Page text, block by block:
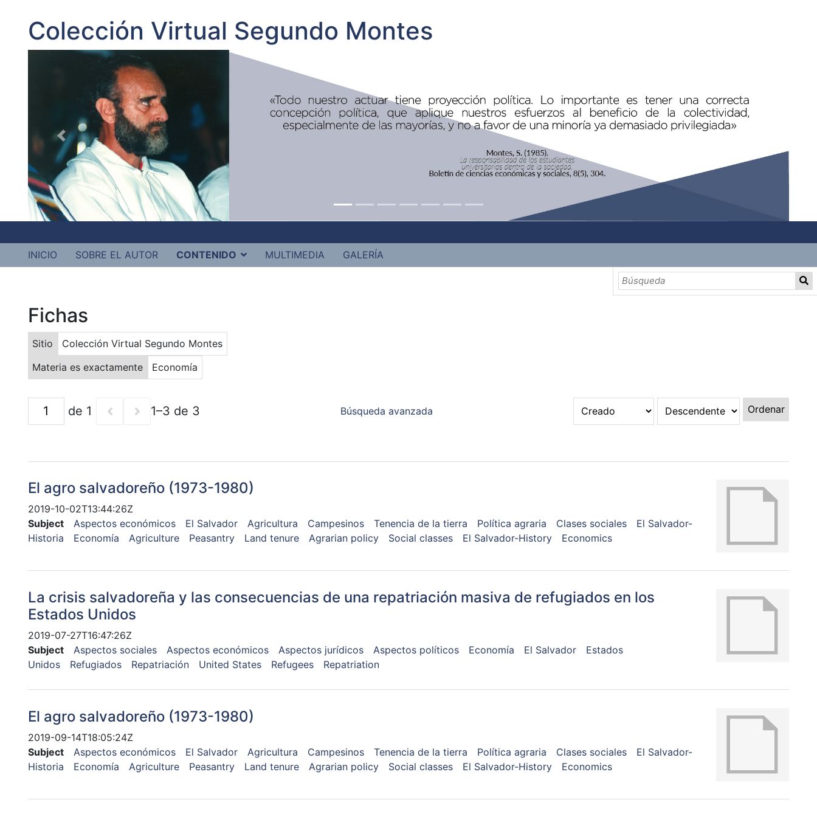
Colección Virtual Segundo Montes
INICIO SOBRE EL AUTOR CONTENIDO MULTIMEDIA GALERÍA
Fichas
Sitio
Colección Virtual Segundo Montes
Materia es exactamente
Economía
de 1 1–3 de 3 Búsqueda avanzada Ordenar
El agro salvadoreño (1973-1980)
2019-10-02T13:44:26Z
Subject
Aspectos económicos El Salvador Agricultura Campesinos Tenencia de la tierra Política agraria Clases sociales
El Salvador-
Historia
Economía Agriculture Peasantry Land tenure Agrarian policy Social classes El Salvador-History Economics
La crisis salvadoreña y las consecuencias de una repatriación masiva de refugiados en los
Estados Unidos
2019-07-27T16:47:26Z
Subject
Aspectos sociales Aspectos económicos Aspectos jurídicos Aspectos políticos Economía El Salvador
Estados
Unidos
Refugiados Repatriación United States Refugees Repatriation
El agro salvadoreño (1973-1980)
2019-09-14T18:05:24Z
Subject
Aspectos económicos El Salvador Agricultura Campesinos Tenencia de la tierra Política agraria Clases sociales
El Salvador-
Historia
Economía Agriculture Peasantry Land tenure Agrarian policy Social classes El Salvador-History Economics